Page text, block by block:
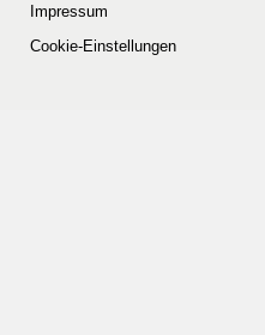
Impressum
Cookie-Einstellungen